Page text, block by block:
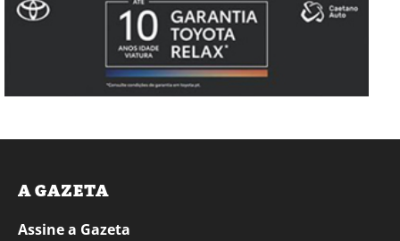
A GAZETA
Assine a Gazeta